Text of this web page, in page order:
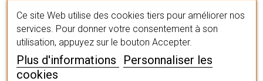
préférée.
Ajoutez votre
carte cadeau Elite dans votre
Renseignezvos coordonnéesdans l'adresse
de facturation, et celles à qui vous souhaitez
Ce site Web utilise des cookies tiers pour améliorer nos
services. Pour donner votre consentement à son
utilisation, appuyez sur le bouton Accepter.
Plus d'informations
Personnaliser les
cookies